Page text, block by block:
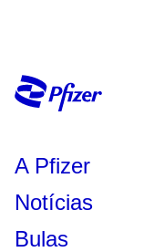
A Pfizer
Notícias
Bulas